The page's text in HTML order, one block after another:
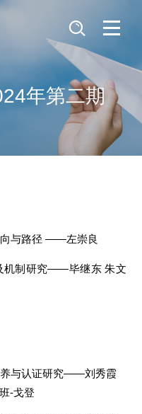
年第二期
向与路径 ——左崇良
机制研究——毕继东 朱文
养与认证研究——刘秀霞
-戈登